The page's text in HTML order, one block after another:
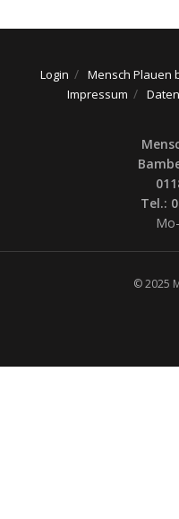
Login Mensch Plauen
Impressum
Tel.:
© 2025